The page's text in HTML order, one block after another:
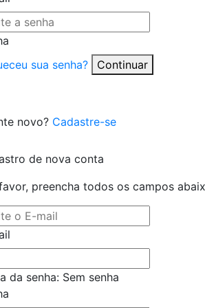
sua senha?
Continuar
novo? Cadastre-se
de nova conta
preencha todos os campos
da senha: Sem senha